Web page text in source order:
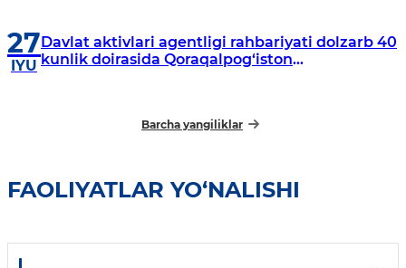
27
IYU
Davlat aktivlari agentligi rahbariyati dolzarb 40
kunlik doirasida Qoraqalpog‘iston
Barcha yangiliklar
FAOLIYATLAR YO‘NALISHI